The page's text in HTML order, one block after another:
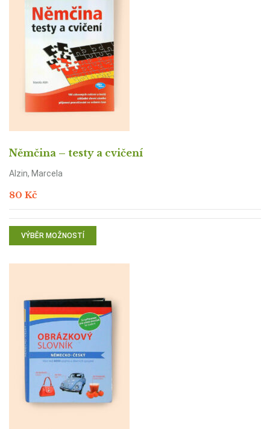
Němčina – testy a cvičení
Alzin, Marcela
80 Kč
VÝBĚR MOŽNOSTÍ